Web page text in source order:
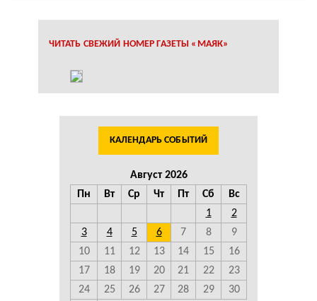
ЧИТАТЬ СВЕЖИЙ НОМЕР ГАЗЕТЫ «МАЯК»
КАЛЕНДАРЬ СОБЫТИЙ
Август 2026
Пн
Вт Ср Чт Пт Сб
Вс
1
2
3
4 5 6 7 8
9
10
11 12 13 14 15
16
17
18 19 20 21 22
23
24
25 26 27 28 29 30